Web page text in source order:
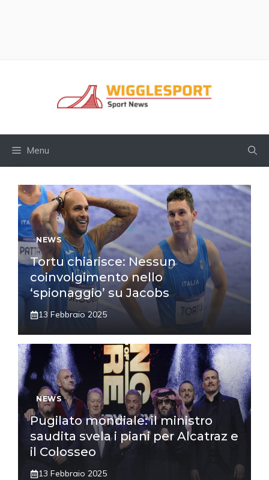
Menu
NEWS
Tortu chiarisce: Nessun
coinvolgimento nello
‘spionaggio’ su Jacobs
13 Febbraio 2025
NEWS
Pugilato mondiale: il ministro
saudita svela i piani per Alcatraz e
il Colosseo
13 Febbraio 2025